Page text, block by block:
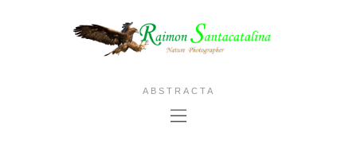
ABSTRACTA